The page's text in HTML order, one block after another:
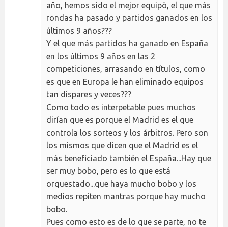
año, hemos sido el mejor equipò, el que más
rondas ha pasado y partidos ganados en los
últimos 9 años???
Y el que más partidos ha ganado en España
en los últimos 9 años en las 2
competiciones, arrasando en títulos, como
es que en Europa le han eliminado equipos
tan dispares y veces???
Como todo es interpetable pues muchos
dirían que es porque el Madrid es el que
controla los sorteos y los árbitros. Pero son
los mismos que dicen que el Madrid es el
más beneficiado también el España...Hay que
ser muy bobo, pero es lo que está
orquestado...que haya mucho bobo y los
medios repiten mantras porque hay mucho
bobo.
Pues como esto es de lo que se parte, no te